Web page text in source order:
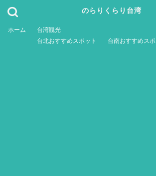
のらりくらり台湾
ホーム
台湾観光
台北おすすめスポット
台南おすすめスポ